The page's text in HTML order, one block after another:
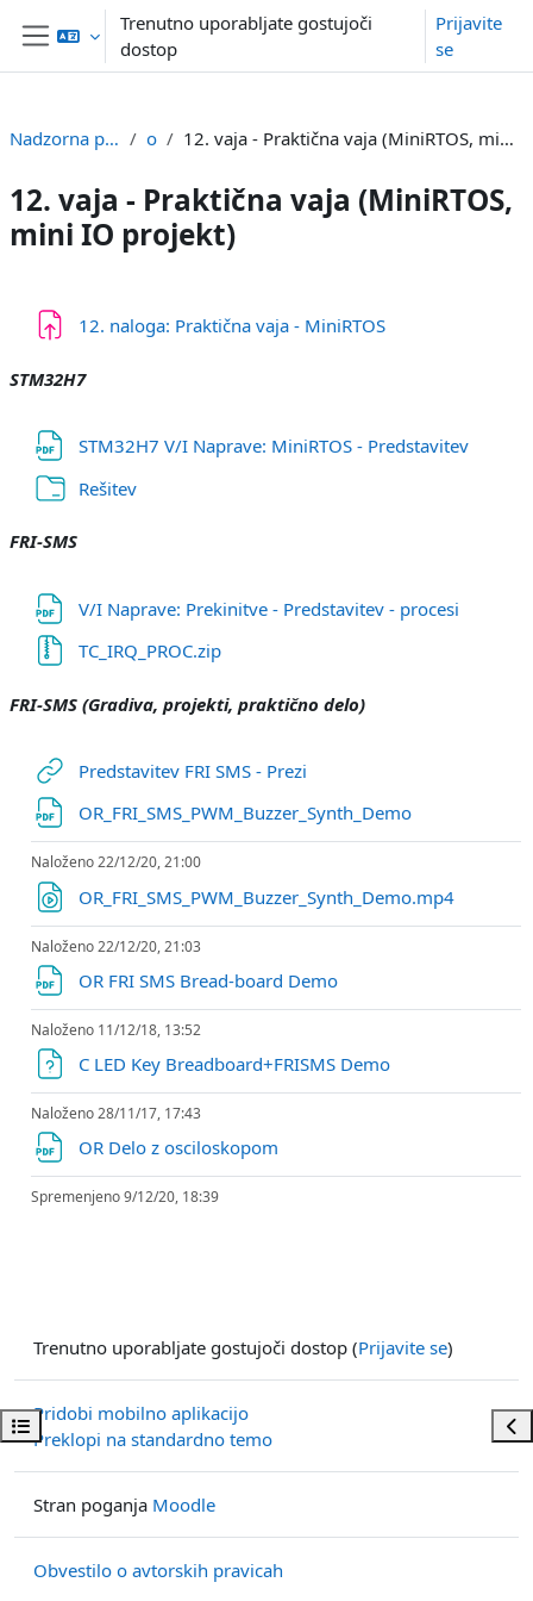
Preskoči na glavno vsebino
Stransko polje
Trenutno uporabljate gostujoči
dostop
Prijavite
se
Odpri kazalo predmeta
Nadzorna plošča or 12. vaja - Praktična vaja (MiniRTOS, mini IO projekt)
12. vaja - Praktična vaja (MiniRTOS,
mini IO projekt)
Osnutek odseka
12. naloga: Praktična vaja - MiniRTOS
STM32H7
STM32H7 V/I Naprave: MiniRTOS - Predstavitev
RešitevMapa
FRI-SMS
V/I Naprave: Prekinitve - Predstavitev - procesi
TC_IRQ_PROC.zip
FRI-SMS (Gradiva, projekti, praktično delo)
Predstavitev FRI SMS - PreziURL
OR_FRI_SMS_PWM_Buzzer_Synth_Demo
Naloženo 22/12/20, 21:00
OR_FRI_SMS_PWM_Buzzer_Synth_Demo.mp4
Naloženo 22/12/20, 21:03
OR FRI SMS Bread-board Demo
Naloženo 11/12/18, 13:52
C LED Key Breadboard+FRISMS Demo
Naloženo 28/11/17, 17:43
OR Delo z osciloskopom
Spremenjeno 9/12/20, 18:39
Trenutno uporabljate gostujoči dostop (Prijavite se)
Pridobi mobilno aplikacijo
Preklopi na standardno temo
Stran poganja Moodle
Obvestilo o avtorskih pravicah